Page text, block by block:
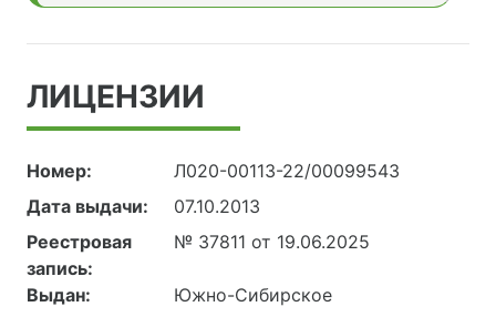
ЛИЦЕНЗИИ
Номер:
Л020-00113-22/00099543
Дата выдачи:
07.10.2013
Реестровая
запись:
№ 37811 от 19.06.2025
Выдан:
Южно-Сибирское